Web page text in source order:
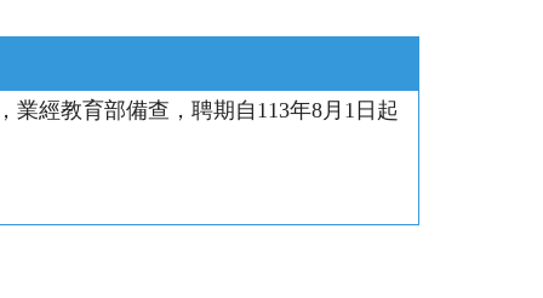
經教育部備查，聘期自113年8月1日起